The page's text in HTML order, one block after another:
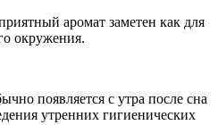
аромат заметен как для
окружения.
появляется с утра после сна
утренних гигиенических